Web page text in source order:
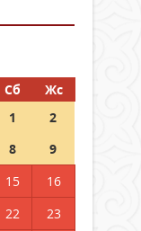
Сб
Жс
1
2
8
9
15
16
22
23